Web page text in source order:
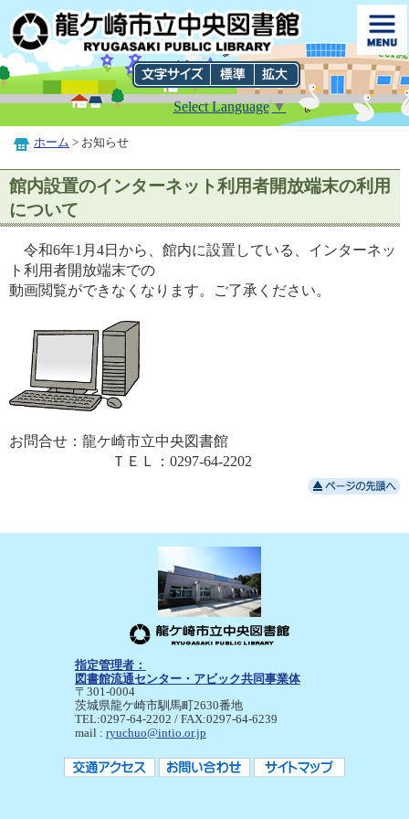
Select Language▼
ホーム > お知らせ
館内設置のインターネット利用者開放端末の利用
について
令和6年1月4日から、館内に設置している、インターネッ
ト利用者開放端末での
動画閲覧ができなくなります。ご了承ください。
お問合せ：龍ケ崎市立中央図書館
ＴＥＬ：0297-64-2202
指定管理者：
図書館流通センター・アビック共同事業体
〒301-0004
茨城県龍ケ崎市馴馬町2630番地
TEL:0297-64-2202 / FAX:0297-64-6239
mail : ryuchuo@intio.or.jp